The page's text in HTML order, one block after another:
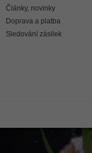
Články, novinky
Doprava a platba
Sledování zásilek